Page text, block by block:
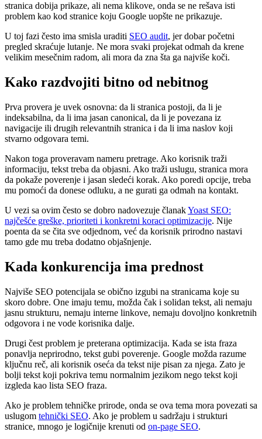
stranica dobija prikaze, ali nema klikove, onda se ne rešava isti
problem kao kod stranice koju Google uopšte ne prikazuje.
U toj fazi često ima smisla uraditi SEO audit, jer dobar početni
pregled skraćuje lutanje. Ne mora svaki projekat odmah da krene
velikim mesečnim radom, ali mora da zna šta ga najviše koči.
Kako razdvojiti bitno od nebitnog
Prva provera je uvek osnovna: da li stranica postoji, da li je
indeksabilna, da li ima jasan canonical, da li je povezana iz
navigacije ili drugih relevantnih stranica i da li ima naslov koji
stvarno odgovara temi.
Nakon toga proveravam nameru pretrage. Ako korisnik traži
informaciju, tekst treba da objasni. Ako traži uslugu, stranica mora
da pokaže poverenje i jasan sledeći korak. Ako poredi opcije, treba
mu pomoći da donese odluku, a ne gurati ga odmah na kontakt.
U vezi sa ovim često se dobro nadovezuje članakYoast SEO:
najčešće greške, prioriteti i konkretni koraci optimizacije. Nije
poenta da se čita sve odjednom, već da korisnik prirodno nastavi
tamo gde mu treba dodatno objašnjenje.
Kada konkurencija ima prednost
Najviše SEO potencijala se obično izgubi na stranicama koje su
skoro dobre. One imaju temu, možda čak i solidan tekst, ali nemaju
jasnu strukturu, nemaju interne linkove, nemaju dovoljno konkretnih
odgovora i ne vode korisnika dalje.
Drugi čest problem je preterana optimizacija. Kada se ista fraza
ponavlja neprirodno, tekst gubi poverenje. Google možda razume
ključnu reč, ali korisnik oseća da tekst nije pisan za njega. Zato je
bolji tekst koji pokriva temu normalnim jezikom nego tekst koji
izgleda kao lista SEO fraza.
Ako je problem tehničke prirode, onda se ova tema mora povezati sa
uslugom tehnički SEO. Ako je problem u sadržaju i strukturi
stranice, mnogo je logičnije krenuti od on-page SEO.